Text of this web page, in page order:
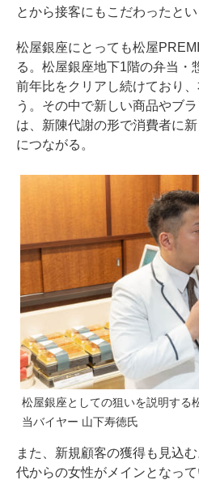
とから接客にもこだわったとい
松屋銀座にとっても松屋
る。松屋銀座地下1階の弁当・
前年比をクリアし続けており
う。その中で新しい商品やブ
は、新陳代謝の形で消費者に
につながる。
松屋銀座としての狙いを説明する
当バイヤー 山下寿徳氏
また、新規顧客の獲得も見込
代からの女性がメインとなっ